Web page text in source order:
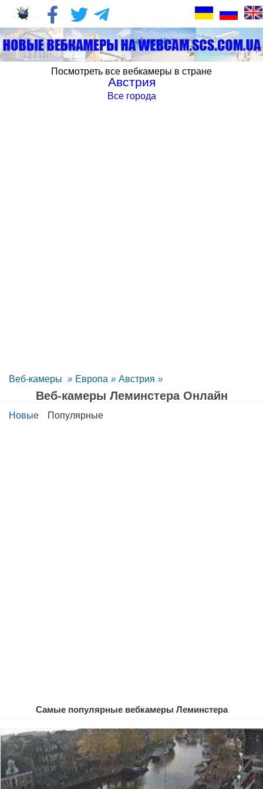
Посмотреть все вебкамеры в стране
Австрия
Все города
Веб-камеры » Европа » Австрия »
Веб-камеры Леминстера Oнлайн
Новые Популярные
Самые популярные вебкамеры Леминстера